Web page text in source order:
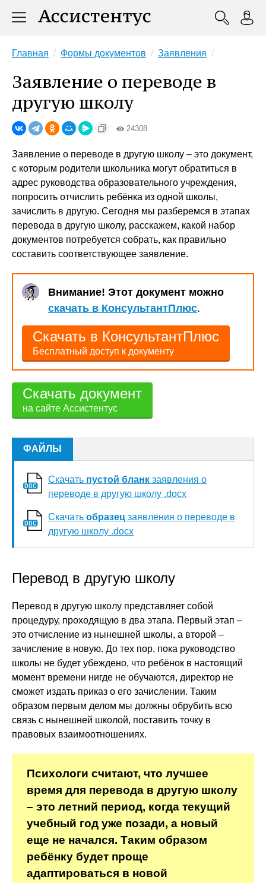
Главная Формы документов Заявления
Заявление о переводе в
другую школу
24308
Заявление о переводе в другую школу – это документ,
с которым родители школьника могут обратиться в
адрес руководства образовательного учреждения,
попросить отчислить ребёнка из одной школы,
зачислить в другую. Сегодня мы разберемся в этапах
перевода в другую школу, расскажем, какой набор
документов потребуется собрать, как правильно
составить соответствующее заявление.
Внимание! Этот документ можно
скачать в КонсультантПлюс.
Скачать в КонсультантПлюс
Бесплатный доступ к документу
Скачать документ
на сайте Ассистентус
ФАЙЛЫ
Скачать пустой бланк заявления о
переводе в другую школу .docx
Скачать образец заявления о переводе в
другую школу .docx
Перевод в другую школу
Перевод в другую школу представляет собой
процедуру, проходящую в два этапа. Первый этап –
это отчисление из нынешней школы, а второй –
зачисление в новую. До тех пор, пока руководство
школы не будет убеждено, что ребёнок в настоящий
момент времени нигде не обучаются, директор не
сможет издать приказ о его зачислении. Таким
образом первым делом мы должны обрубить всю
связь с нынешней школой, поставить точку в
правовых взаимоотношениях.
Психологи считают, что лучшее
время для перевода в другую школу
– это летний период, когда текущий
учебный год уже позади, а новый
еще не начался. Таким образом
ребёнку будет проще
адаптироваться в новой